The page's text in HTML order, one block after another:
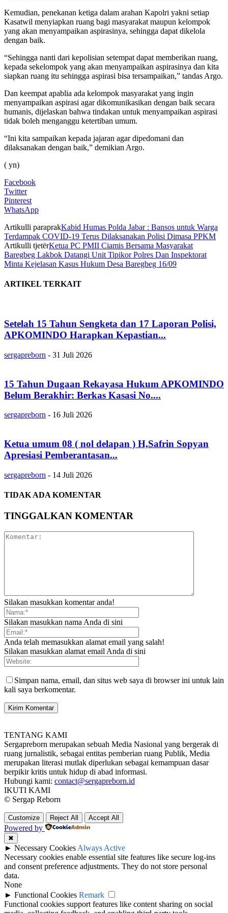
Kemudian, penekanan ketiga dalam arahan Kapolri yakni setiap
Kasatwil menyiapkan ruang bagi masyarakat maupun kelompok
yang akan menyampaikan aspirasinya, sehingga dapat dikelola
dengan baik.
“Sehingga nanti dari kepolisian setempat dapat memberikan ruang,
kepada sekelompok yang akan menyampaikan aspirasinya dan kita
siapkan ruang itu sehingga aspirasi bisa tersampaikan,” tandas Argo.
Dan keempat apablia ada kelompok masyarakat yang ingin
menyampaikan aspirasi agar dikomunikasikan dengan baik secara
humanis, dijelaskan bahwa tindakan untuk menyampaikan aspirasi
tidak boleh menganggu ketertiban umum.
“Ini kita sampaikan kepada jajaran agar dipedomani dan
dilaksanakan dengan baik,” demikian Argo.
( yn)
Facebook
Twitter
Pinterest
WhatsApp
Artikulli paraprakKabid Humas Polda Jabar : Bansos untuk Warga
Terdampak COVID-19 Terus Dilaksanakan Polisi Dimasa PPKM
Artikulli tjetërKetua PC PMII Ciamis Bersama Masyarakat
Baregbeg Lakbok Datangi Unit Tipikor Polres Dan Inspektorat
Minta Kejelasan Kasus Hukum Desa Baregbeg 16/09
ARTIKEL TERKAIT
Setelah 15 Tahun Sengketa dan 17 Laporan Polisi,
APKOMINDO Harapkan Kepastian...
sergapreborn - 31 Juli 2026
15 Tahun Dugaan Rekayasa Hukum APKOMINDO
Belum Berakhir: Berkas Kasasi No....
sergapreborn - 16 Juli 2026
Ketua umum 08 ( nol delapan ) H,Safrin Sopyan
Apresiasi Pemberantasan...
sergapreborn - 14 Juli 2026
TIDAK ADA KOMENTAR
TINGGALKAN KOMENTAR
Silakan masukkan komentar anda!
Silakan masukkan nama Anda di sini
Anda telah memasukkan alamat email yang salah!
Silakan masukkan alamat email Anda di sini
Simpan nama, email, dan situs web saya di browser ini untuk lain
kali saya berkomentar.
TENTANG KAMI
Sergapreborn merupakan sebuah Media Nasional yang bergerak di
ruang jurnalistik, sebagai entitas pemberian ruang Publik, Media
merupakan literasi mutlak diperlukan sebagai kemampuan dasar
berpikir kritis untuk hidup di abad informasi.
Hubungi kami: contact@sergapreborn.id
IKUTI KAMI
© Sergap Reborn
Customize Reject All Accept All
Powered by
✖
► Necessary Cookies Always Active
Necessary cookies enable essential site features like secure log-ins
and consent preference adjustments. They do not store personal
data.
None
► Functional Cookies Remark
Functional cookies support features like content sharing on social